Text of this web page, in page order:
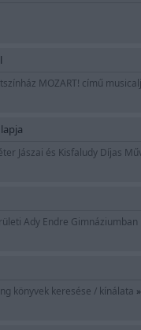
MOZART! című
Jászai és Kisfaludy Díjas
Ady Endre
könyvek keresése / kínálata »